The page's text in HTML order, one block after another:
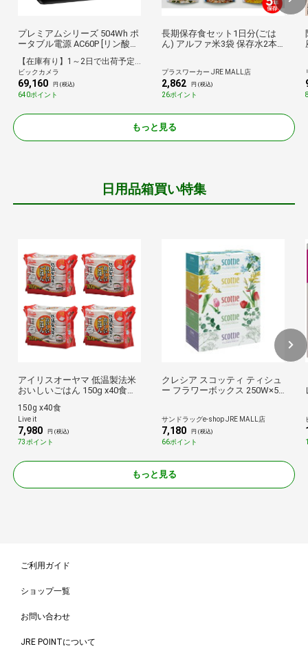
プレミアムシリーズ 504Wh ポ
ータブル電源 AC60P [リン酸鉄
ビックカメラ
69,160 円 (税込)
640ポイント
長期保存食セット1日分(ごは
ん) アルファ米3袋 保存水2本
プラスワーカー JRE MALL店
2,862 円 (税込)
26ポイント
もっと見る
日用品箱買い特集
アイリスオーヤマ 低温製法米
おいしいごはん 150g x40食セ
ごはん パックご飯 レンジ
150g x40食
Live it
7,980 円 (税込)
73ポイント
クレシア スコッティ ティシュ
ー フラワーボックス 250W×5
サンドラッグe-shop JRE MALL店
7,180 円 (税込)
66ポイント
もっと見る
ご利用ガイド
ショップ一覧
お問い合わせ
JRE POINTについて